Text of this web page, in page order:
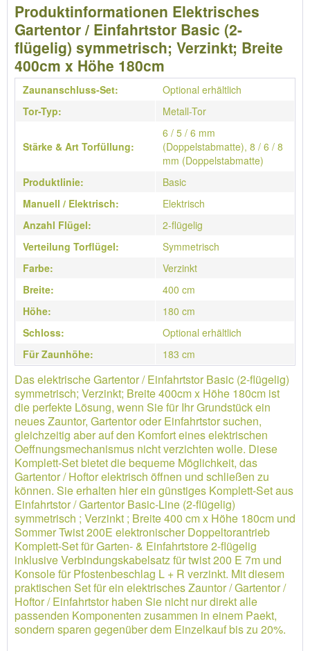
Produktinformationen Elektrisches
Gartentor / Einfahrtstor Basic (2-
flügelig) symmetrisch; Verzinkt; Breite
400cm x Höhe 180cm
Zaunanschluss-Set:
Optional erhältlich
Tor-Typ:
Metall-Tor
Stärke & Art Torfüllung:
6 / 5 / 6 mm
(Doppelstabmatte), 8 / 6 / 8
mm (Doppelstabmatte)
Produktlinie:
Basic
Manuell / Elektrisch:
Elektrisch
Anzahl Flügel:
2-flügelig
Verteilung Torflügel:
Symmetrisch
Farbe:
Verzinkt
Breite:
400 cm
Höhe:
180 cm
Schloss:
Optional erhältlich
Für Zaunhöhe:
183 cm
Das elektrische Gartentor / Einfahrtstor Basic (2-flügelig)
symmetrisch; Verzinkt; Breite 400cm x Höhe 180cm ist
die perfekte Lösung, wenn Sie für Ihr Grundstück ein
neues Zauntor, Gartentor oder Einfahrtstor suchen,
gleichzeitig aber auf den Komfort eines elektrischen
Oeffnungsmechanismus nicht verzichten wolle. Diese
Komplett-Set bietet die bequeme Möglichkeit, das
Gartentor / Hoftor elektrisch öffnen und schließen zu
können. Sie erhalten hier ein günstiges Komplett-Set aus
Einfahrtstor / Gartentor Basic-Line (2-flügelig)
symmetrisch ; Verzinkt ; Breite 400 cm x Höhe 180cm und
Sommer Twist 200E elektronischer Doppeltorantrieb
Komplett-Set für Garten- & Einfahrtstore 2-flügelig
inklusive Verbindungskabelsatz für twist 200 E 7m und
Konsole für Pfostenbeschlag L + R verzinkt. Mit diesem
praktischen Set für ein elektrisches Zauntor / Gartentor /
Hoftor / Einfahrtstor haben Sie nicht nur direkt alle
passenden Komponenten zusammen in einem Paekt,
sondern sparen gegenüber dem Einzelkauf bis zu 20%.